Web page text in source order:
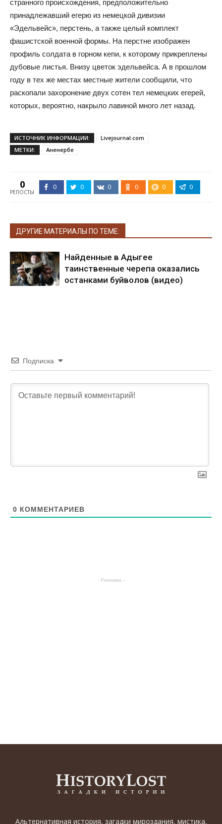
странного происхождения, предположительно
принадлежавший егерю из немецкой дивизии
«Эдельвейс», перстень, а также целый комплект
фашистской военной формы. На перстне изображен
профиль солдата в горном кепи, к которому прикреплены
дубовые листья. Внизу цветок эдельвейса. А в прошлом
году в тех же местах местные жители сообщили, что
раскопали захоронение двух сотен тел немецких егерей,
которых, вероятно, накрыло лавиной много лет назад.
ИСТОЧНИК ИНФОРМАЦИИ:
Livejournal.com
МЕТКИ:
Аненербе
0
РЕПОСТЫ
0 0 0 0 0 0
ДРУГИЕ МАТЕРИАЛЫ ПО ТЕМЕ:
Найденные в Адыгее
таинственные черепа оказались
останками буйволов (видео)
Подписка
0 КОММЕНТАРИЕВ
- Реклама -
Альтернативная история, загадки мироздания, мистика,